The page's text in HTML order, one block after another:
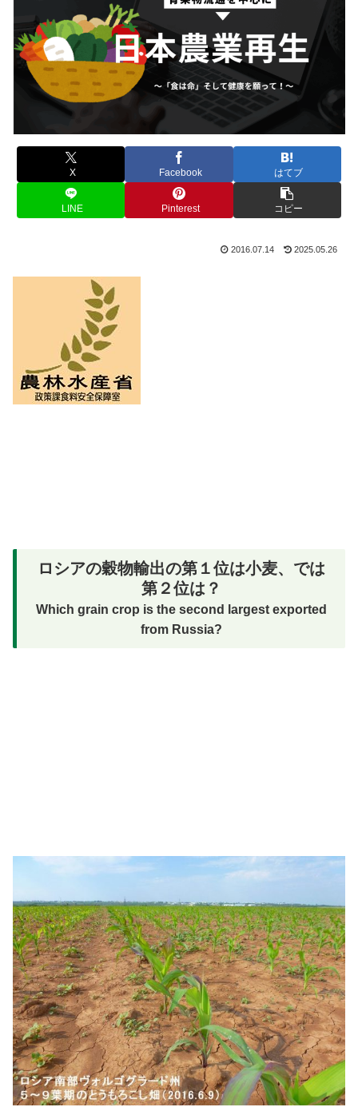
X Facebook はてブ
LINE Pinterest コピー
2016.07.14 2025.05.26
ロシアの穀物輸出の第１位は小麦、では
第２位は？
Which grain crop is the second largest exported
from Russia?